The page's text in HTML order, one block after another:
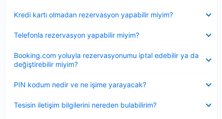
Kredi kartı olmadan rezervasyon yapabilir miyim?
Telefonla rezervasyon yapabilir miyim?
Booking.com yoluyla rezervasyonumu iptal edebilir ya da
değiştirebilir miyim?
PIN kodum nedir ve ne işime yarayacak?
Tesisin iletişim bilgilerini nereden bulabilirim?